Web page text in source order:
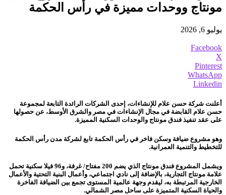
مونتاج ووحدات مميزة في رأس الحكمة
يوليو 6, 2026
Facebook
X
Pinterest
WhatsApp
Linkedin
أعلنت شركة حسن علام للإنشاءات، إحدى الشركات الرائدة التابعة لمجموعة
حسن علام القابضة في مجال الإنشاءات في مصر والشرق الأوسط، عن حصولها
على عقد تنفيذ فندق مونتاج والوحدات السكنية المميزة.
وهو مشروع ضيافة وسكن فاخر في رأس الحكمة تابع لشركة مدن رأس الحكمة
للتخطيط والتنمية العمرانية.
ويشمل المشروع فندق مونتاج الذي يضم 200 مفتاح/ غرفة، و96 فيلا سكنية تحمل
علامة مونتاج التجارية، بالإضافة إلى نادي اجتماعي، وأعمال البنية التحتية والأعمال
الخارجية المرتبطة به، ليقدم وجهة عالمية المستوى تجمع بين الضيافة الفاخرة
والحياة السكنية المتميزة على ساحل مصر الشمالي.